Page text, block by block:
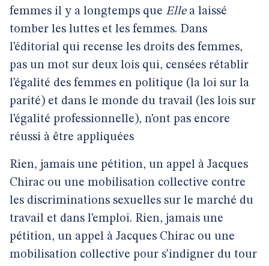
femmes il y a longtemps que Ellea laissé
tomber les luttes et les femmes. Dans
l’éditorial qui recense les droits des femmes,
pas un mot sur deux lois qui, censées rétablir
l’égalité des femmes en politique (la loi sur la
parité) et dans le monde du travail (les lois sur
l’égalité professionnelle), n’ont pas encore
réussi à être appliquées
Rien, jamais une pétition, un appel à Jacques
Chirac ou une mobilisation collective contre
les discriminations sexuelles sur le marché du
travail et dans l’emploi. Rien, jamais une
pétition, un appel à Jacques Chirac ou une
mobilisation collective pour s’indigner du tour